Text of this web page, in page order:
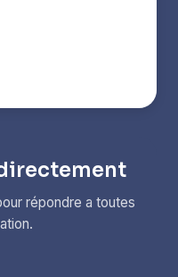
répondre a toutes